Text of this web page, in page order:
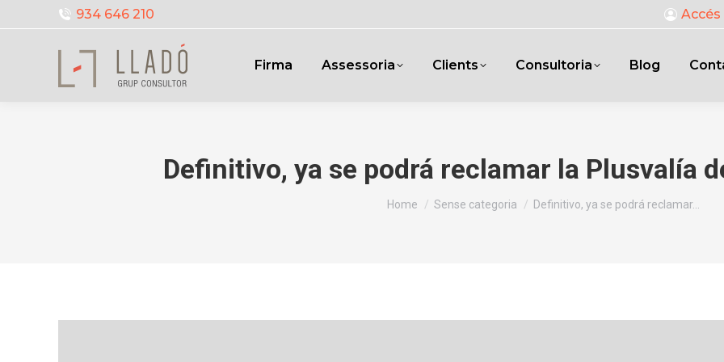
934 646 210
Firma Assessoria Clients Consultoria Blog
Definitivo, ya se podrá reclamar la Plusvalía
You are here:
Home Sense categoria Definitivo, ya se podrá reclamar…